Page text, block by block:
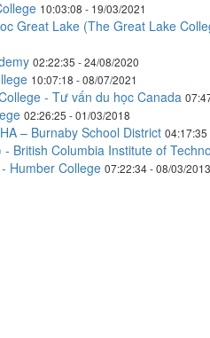
10:03:08 - 19/03/2021
Great Lake (The Great Lake
02:22:35 - 24/08/2020
10:07:18 - 08/07/2021
- Tư vấn du học Canada
02:26:25 - 01/03/2018
– Burnaby School District 04:17:35
British Columbia Institute of
Humber College 07:22:34 - 08/03/2013